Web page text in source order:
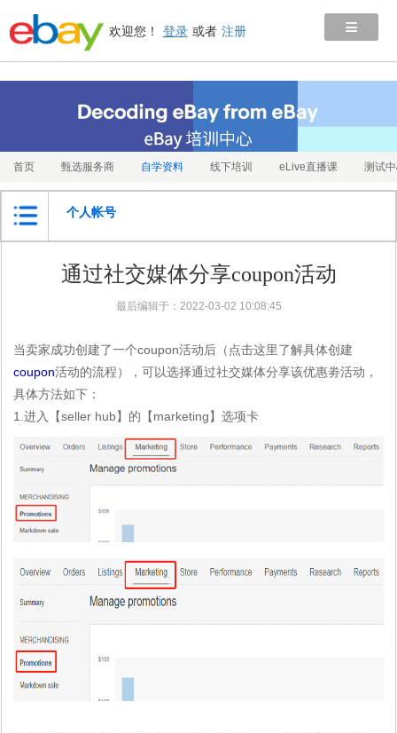
≡
欢迎您！ 登录 或者 注册
首页 甄选服务商 自学资料 线下培训 eLive直播课 测试
个人帐号
通过社交媒体分享coupon活动
最后编辑于：2022-03-02 10:08:45
当卖家成功创建了一个coupon活动后（ 点击这里了解具体创建
coupon活动的流程 ），可以选择通过社交媒体分享该优惠劵活动，
具体方法如下：
1.进入【seller hub】的【 marketing 】选项卡